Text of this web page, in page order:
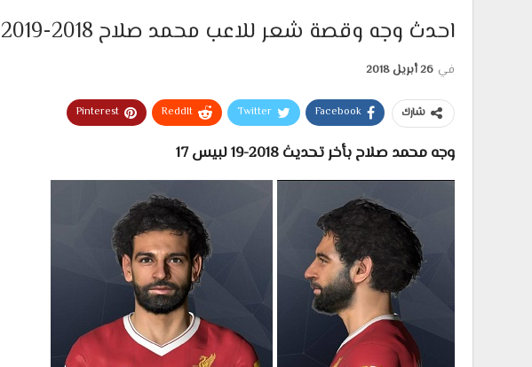
احدث وجه وقصة شعر للاعب محمد صلاح 2018-2019 لبيس 2017
في 26 أبريل 2018
شارك Facebook
Twitter
ReddIt
Pinterest
وجه محمد صلاح بأخر تحديث 2018-19 لبيس 17